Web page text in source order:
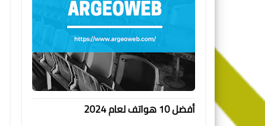
أفضل 10 هواتف لعام 2024